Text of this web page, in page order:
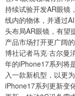
持续试验开发AR眼镜
线内的物体，并通过
头布局AR眼镜，有望
产品市场打开更广阔
博社记者马克·古尔曼
年的iPhone17系列将
入一款新机型，以更
iPhone17系列更新变